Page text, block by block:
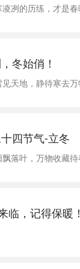
凌冽的历练，才是
冬始俏！
天地，静待寒去
四节气-立冬
落叶，万物收藏
临，记得保